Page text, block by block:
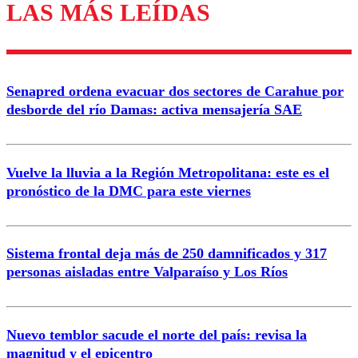
LAS MÁS LEÍDAS
Senapred ordena evacuar dos sectores de Carahue por
desborde del río Damas: activa mensajería SAE
Vuelve la lluvia a la Región Metropolitana: este es el
pronóstico de la DMC para este viernes
Sistema frontal deja más de 250 damnificados y 317
personas aisladas entre Valparaíso y Los Ríos
Nuevo temblor sacude el norte del país: revisa la
magnitud y el epicentro